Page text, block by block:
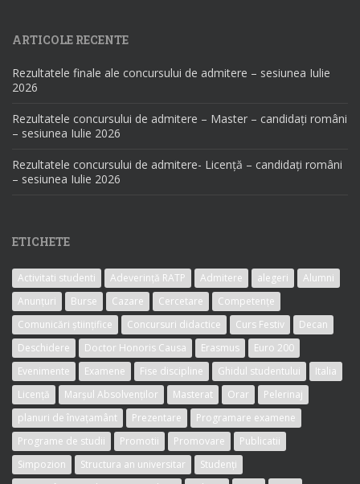
ARTICOLE RECENTE
Rezultatele finale ale concursului de admitere – sesiunea Iulie
2026
Rezultatele concursului de admitere – Master – candidați români
– sesiunea Iulie 2026
Rezultatele concursului de admitere- Licență – candidați români
– sesiunea Iulie 2026
ETICHETE
Activitati studenti Adeverință RATP Admitere alegeri
Alumni
Anunțuri
Burse Cazare Cercetare
Competențe
Comunicări științifice
Concursuri didactice Curs Festiv
Decan
Deschidere
Doctor Honoris Causa Erasmus
Euro 200
Evenimente
Examene Fise discipline Ghidul studentului
Italia
Licență
Marșul Absolvenților Masterat Orar
Pelerinaj
planuri de învațamânt
Prezentare
Programare examene
Programe de studii
Promotii Promovare
Publicatii
Simpozion
Structura an universitar
Studenți